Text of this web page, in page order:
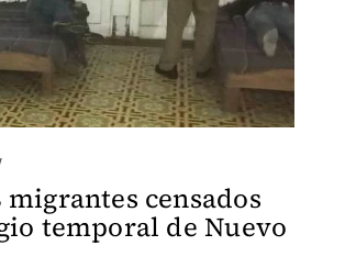
migrantes censados
temporal de Nuevo